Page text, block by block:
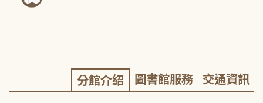
分館介紹 圖書館服務 交通資訊